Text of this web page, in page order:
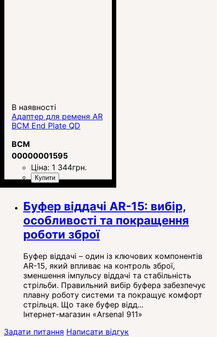
В наявності
Адаптер для ременя AR
BCM End Plate QD
BCM
00000001595
Ціна: 1 344грн.
Купити
Буфер віддачі AR-15: вибір,
особливості та покращення
роботи зброї
Буфер віддачі – один із ключових компонентів
AR-15, який впливає на контроль зброї,
зменшення імпульсу віддачі та стабільність
стрільби. Правильний вибір буфера забезпечує
плавну роботу системи та покращує комфорт
стрільця. Що таке буфер відд...
Інтернет-магазин «Arsenal 911»
Задати питання Написати відгук